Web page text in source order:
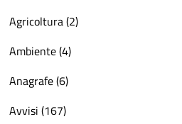
Agricoltura (2)
Ambiente (4)
Anagrafe (6)
Avvisi (167)